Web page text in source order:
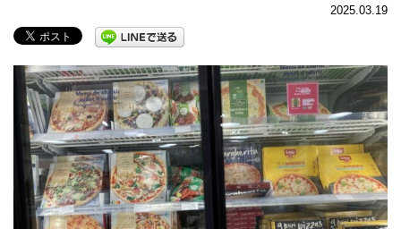
2025.03.19